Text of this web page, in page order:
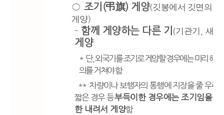
○ 조기 (弔旗) 게양(깃봉에서 깃면의
게양)
- 함께 게양하는 다른 기 (기관기 새마
게양
* 단,외국기를 조기로 게양할 경우에는 미리 해
의를 거쳐야 함
** 차량이나 보행자의 통행에 지장을 줄 우려
짧은 경우 등부득이한 경우에는 조기임을
한 내려서 게양함